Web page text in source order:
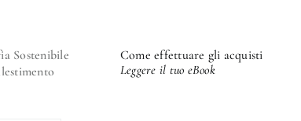
Sostenibile
Come effettuare gli acquisti
Leggere il tuo eBook